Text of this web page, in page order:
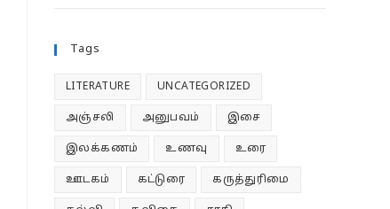
Tags
LITERATURE UNCATEGORIZED
அஞ்சலி அனுபவம் இசை
இலக்கணம் உணவு உரை
ஊடகம் கட்டுரை கருத்துரிமை